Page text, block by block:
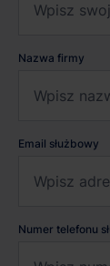
Nazwa firmy
Email służbowy
Numer telefonu